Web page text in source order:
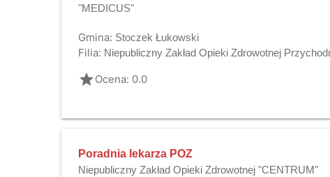
"MEDICUS"
Gmina: Stoczek Łukowski
Filia: Niepubliczny Zakład Opieki Zdrowotnej
gradeOcena: 0.0
Poradnia lekarza POZ
Niepubliczny Zakład Opieki Zdrowotnej "CENTRUM"